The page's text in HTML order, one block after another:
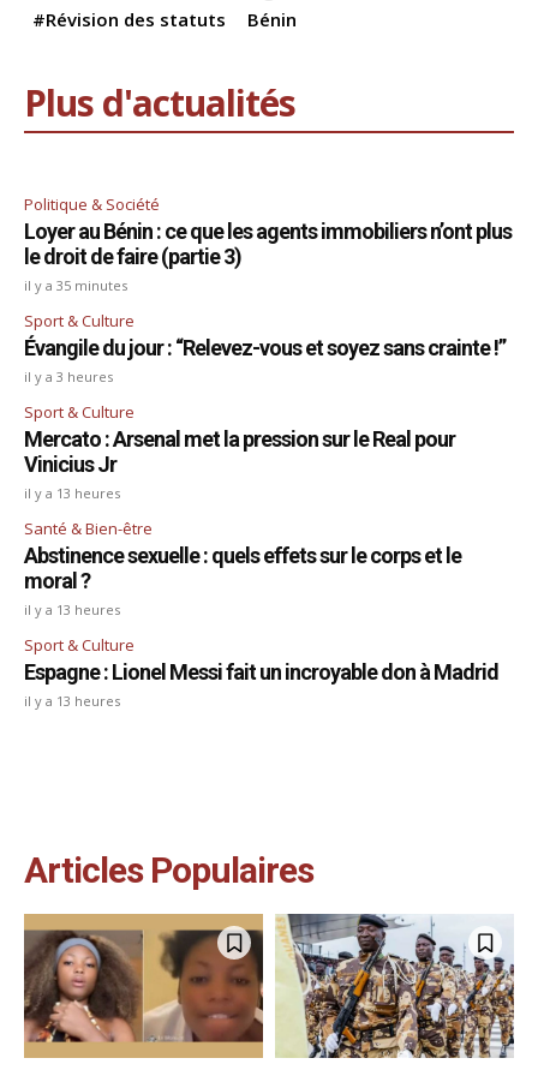
#Révision des statuts
Bénin
Plus d'actualités
Politique & Société
Loyer au Bénin : ce que les agents immobiliers n’ont plus
le droit de faire (partie 3)
il y a 35 minutes
Sport & Culture
Évangile du jour : “Relevez-vous et soyez sans crainte !”
il y a 3 heures
Sport & Culture
Mercato : Arsenal met la pression sur le Real pour
Vinicius Jr
il y a 13 heures
Santé & Bien-être
Abstinence sexuelle : quels effets sur le corps et le
moral ?
il y a 13 heures
Sport & Culture
Espagne : Lionel Messi fait un incroyable don à Madrid
il y a 13 heures
Articles Populaires